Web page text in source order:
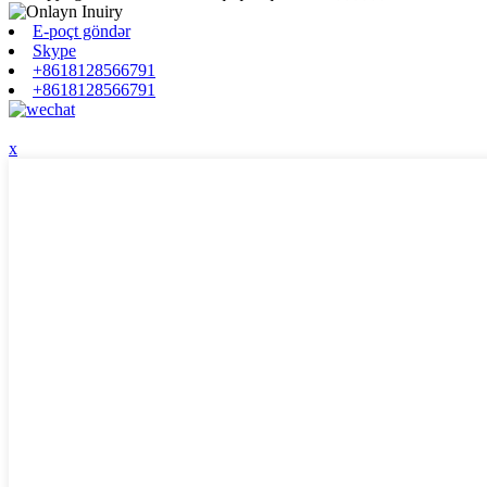
E-poçt göndər
Skype
+8618128566791
+8618128566791
x